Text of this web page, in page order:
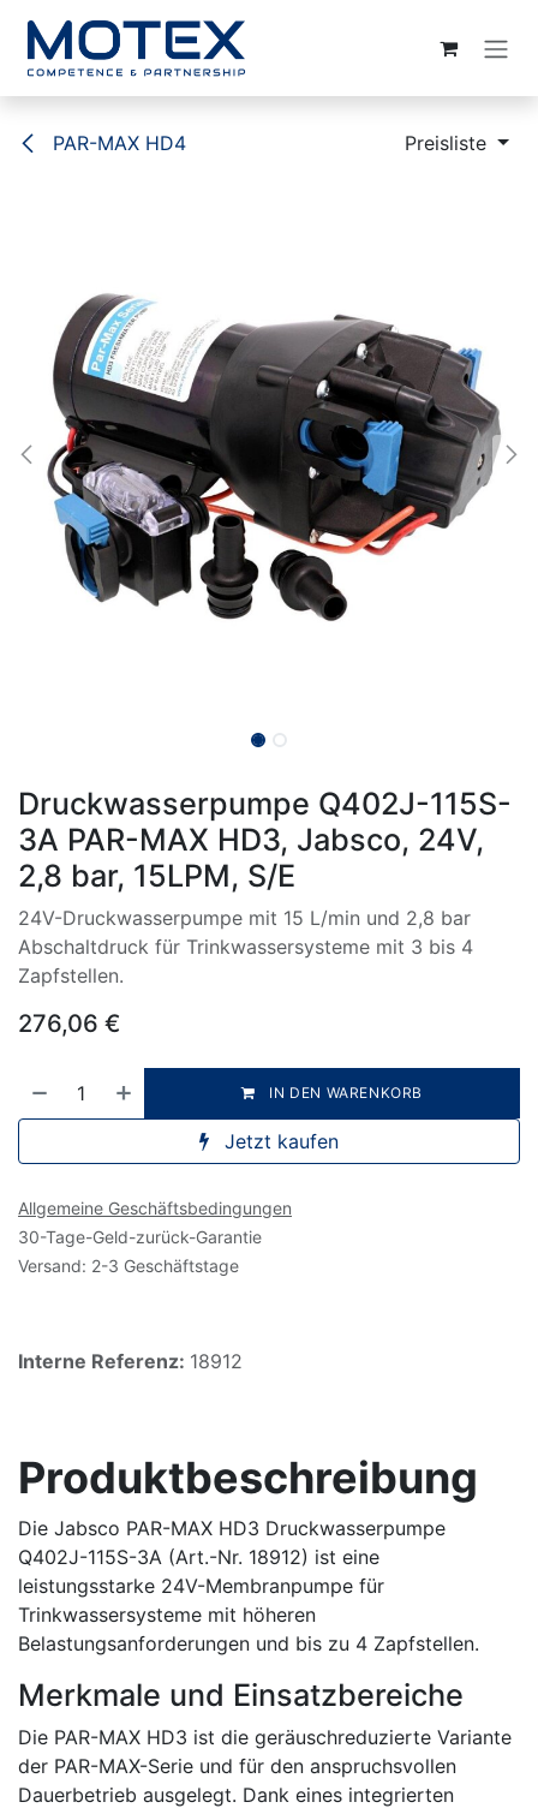
PAR-MAX HD4 Preisliste
Druckwasserpumpe Q402J-115S-
3A PAR-MAX HD3, Jabsco, 24V,
2,8 bar, 15LPM, S/E
24V-Druckwasserpumpe mit 15 L/min und 2,8 bar
Abschaltdruck für Trinkwassersysteme mit 3 bis 4
Zapfstellen.
276,06 €
IN DEN WARENKORB
Jetzt kaufen
Allgemeine Geschäftsbedingungen
30-Tage-Geld-zurück-Garantie
Versand: 2-3 Geschäftstage
Interne Referenz: 18912
Produktbeschreibung
Die Jabsco PAR-MAX HD3 Druckwasserpumpe
Q402J-115S-3A (Art.-Nr. 18912) ist eine
leistungsstarke 24V-Membranpumpe für
Trinkwassersysteme mit höheren
Belastungsanforderungen und bis zu 4 Zapfstellen.
Merkmale und Einsatzbereiche
Die PAR-MAX HD3 ist die geräuschreduzierte Variante
der PAR-MAX-Serie und für den anspruchsvollen
Dauerbetrieb ausgelegt. Dank eines integrierten